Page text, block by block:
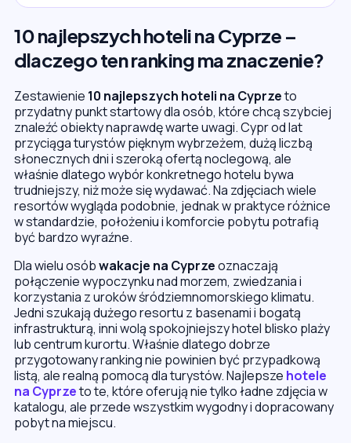
10 najlepszych hoteli na Cyprze –
dlaczego ten ranking ma znaczenie?
Zestawienie 10 najlepszych hoteli na Cyprzeto
przydatny punkt startowy dla osób, które chcą szybciej
znaleźć obiekty naprawdę warte uwagi. Cypr od lat
przyciąga turystów pięknym wybrzeżem, dużą liczbą
słonecznych dni i szeroką ofertą noclegową, ale
właśnie dlatego wybór konkretnego hotelu bywa
trudniejszy, niż może się wydawać. Na zdjęciach wiele
resortów wygląda podobnie, jednak w praktyce różnice
w standardzie, położeniu i komforcie pobytu potrafią
być bardzo wyraźne.
Dla wielu osóbwakacje na Cyprzeoznaczają
połączenie wypoczynku nad morzem, zwiedzania i
korzystania z uroków śródziemnomorskiego klimatu.
Jedni szukają dużego resortu z basenami i bogatą
infrastrukturą, inni wolą spokojniejszy hotel blisko plaży
lub centrum kurortu. Właśnie dlatego dobrze
przygotowany ranking nie powinien być przypadkową
listą, ale realną pomocą dla turystów. Najlepsze hotele
na Cyprzeto te, które oferują nie tylko ładne zdjęcia w
katalogu, ale przede wszystkim wygodny i dopracowany
pobyt na miejscu.